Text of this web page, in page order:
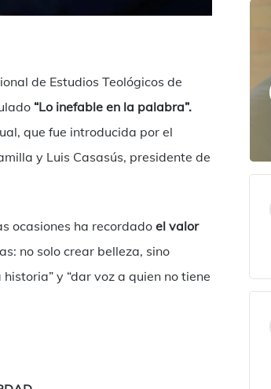
de Estudios Teológicos de
“Lo inefable en la palabra”.
que fue introducida por el
y Luis Casasús, presidente de
ocasiones ha recordado el valor
no solo crear belleza, sino
y “dar voz a quien no tiene